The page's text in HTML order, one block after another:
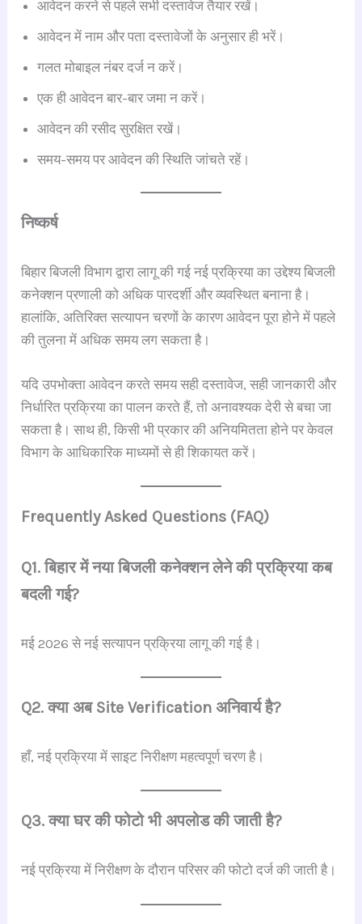
आवेदन करने से पहले सभी दस्तावेज तैयार रखें।
आवेदन में नाम और पता दस्तावेजों के अनुसार ही भरें।
गलत मोबाइल नंबर दर्ज न करें।
एक ही आवेदन बार-बार जमा न करें।
आवेदन की रसीद सुरक्षित रखें।
समय-समय पर आवेदन की स्थिति जांचते रहें।
निष्कर्ष
बिहार बिजली विभाग द्वारा लागू की गई नई प्रक्रिया का उद्देश्य बिजली
कनेक्शन प्रणाली को अधिक पारदर्शी और व्यवस्थित बनाना है।
हालांकि, अतिरिक्त सत्यापन चरणों के कारण आवेदन पूरा होने में पहले
की तुलना में अधिक समय लग सकता है।
यदि उपभोक्ता आवेदन करते समय सही दस्तावेज, सही जानकारी और
निर्धारित प्रक्रिया का पालन करते हैं, तो अनावश्यक देरी से बचा जा
सकता है। साथ ही, किसी भी प्रकार की अनियमितता होने पर केवल
विभाग के आधिकारिक माध्यमों से ही शिकायत करें।
Frequently Asked Questions (FAQ)
Q1. बिहार में नया बिजली कनेक्शन लेने की प्रक्रिया कब
बदली गई?
मई 2026 से नई सत्यापन प्रक्रिया लागू की गई है।
Q2. क्या अब Site Verification अनिवार्य है?
हाँ, नई प्रक्रिया में साइट निरीक्षण महत्वपूर्ण चरण है।
Q3. क्या घर की फोटो भी अपलोड की जाती है?
नई प्रक्रिया में निरीक्षण के दौरान परिसर की फोटो दर्ज की जाती है।